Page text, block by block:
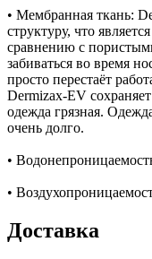
• Мембранная ткань:
структуру, что
сравнению с
забиваться во время
просто перестаёт
Dermizax-EV
одежда грязная.
очень долго.
•
•
Доставка